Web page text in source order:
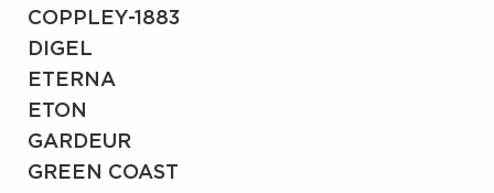
COPPLEY-1883
DIGEL
ETERNA
ETON
GARDEUR
GREEN COAST